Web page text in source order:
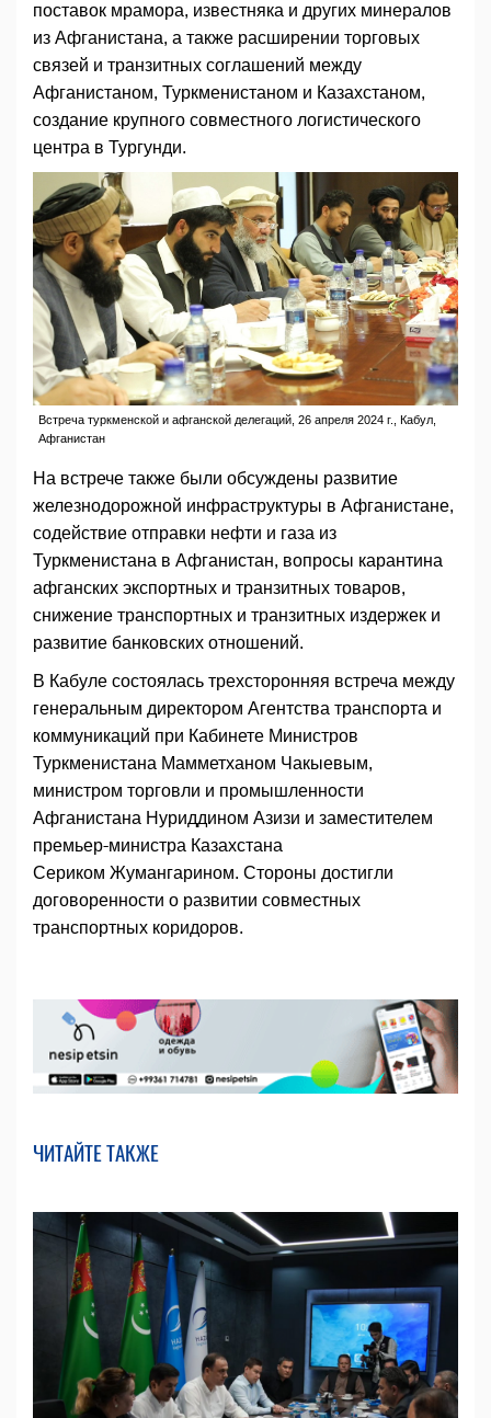
поставок мрамора, известняка и других минералов
из Афганистана, а также расширении торговых
связей и транзитных соглашений между
Афганистаном, Туркменистаном и Казахстаном,
создание крупного совместного логистического
центра в Тургунди.
Встреча туркменской и афганской делегаций, 26 апреля 2024 г., Кабул,
Афганистан
На встрече также были обсуждены развитие
железнодорожной инфраструктуры в Афганистане,
содействие отправки нефти и газа из
Туркменистана в Афганистан, вопросы карантина
афганских экспортных и транзитных товаров,
снижение транспортных и транзитных издержек и
развитие банковских отношений.
В Кабуле состоялась трехсторонняя встреча между
генеральным директором Агентства транспорта и
коммуникаций при Кабинете Министров
Туркменистана Мамметханом Чакыевым,
министром торговли и промышленности
Афганистана Нуриддином Азизи и заместителем
премьер-министра Казахстана
Сериком Жумангарином. Стороны достигли
договоренности о развитии совместных
транспортных коридоров.
ЧИТАЙТЕ ТАКЖЕ